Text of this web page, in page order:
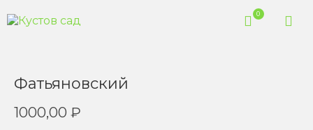
0
Фатьяновский
1000,00 ₽